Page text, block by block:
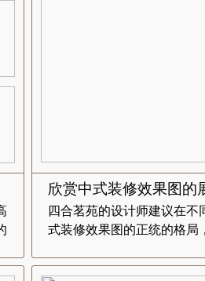
欣赏中式装修效果图的
四合茗苑的设计师建议在
式装修效果图的正统的格局